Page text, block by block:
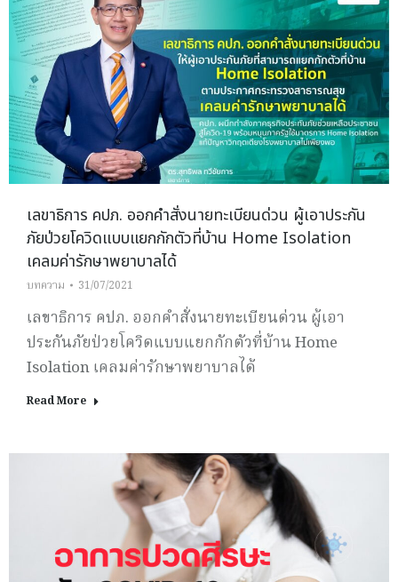
เลขาธิการ คปภ. ออกคำสั่งนายทะเบียนด่วน ผู้เอาประกัน
ภัยป่วยโควิดแบบแยกกักตัวที่บ้าน Home Isolation
เคลมค่ารักษาพยาบาลได้
บทความ 31/07/2021
เลขาธิการ คปภ. ออกคำสั่งนายทะเบียนด่วน ผู้เอา
ประกันภัยป่วยโควิดแบบแยกกักตัวที่บ้าน Home
Isolation เคลมค่ารักษาพยาบาลได้
Read More